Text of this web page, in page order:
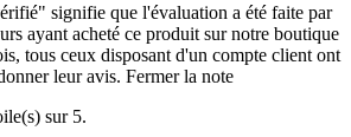
signifie que l'évaluation a été faite par
ayant acheté ce produit sur notre boutique
tous ceux disposant d'un compte client ont
leur avis. Fermer la note
sur 5.